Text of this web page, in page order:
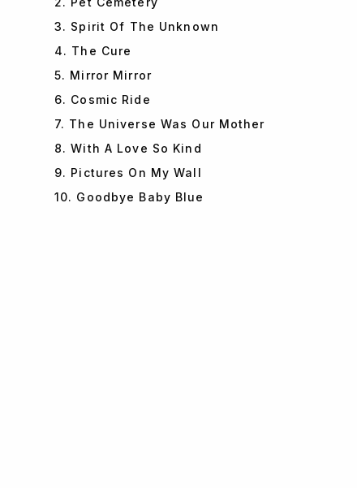
3. Spirit Of The Unknown
4. The Cure
5. Mirror Mirror
6. Cosmic Ride
7. The Universe Was Our Mother
8. With A Love So Kind
9. Pictures On My Wall
10. Goodbye Baby Blue